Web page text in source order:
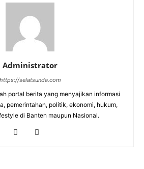
Administrator
https://selatsunda.com
portal berita yang menyajikan informasi
pemerintahan, politik, ekonomi, hukum,
di Banten maupun Nasional.